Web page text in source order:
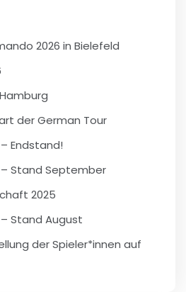
2026 in Bielefeld
der German Tour
Endstand!
Stand September
2025
Stand August
der Spieler*innen auf